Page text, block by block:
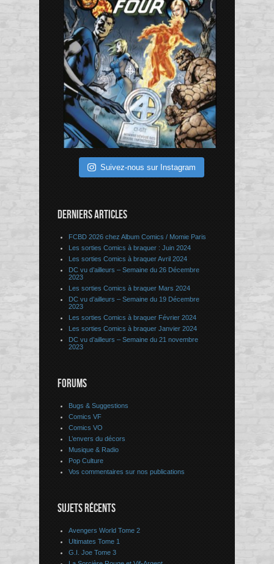
Suivez-nous sur Instagram
DERNIERS ARTICLES
FCBD 2026 chez Album Comics / Momie Paris
Les sorties Comics à braquer : Juin 2024
Les sorties Comics à braquer Avril 2024
DC vu d’ailleurs – Semaine du 26 Décembre
2023
Les sorties Comics à braquer Mars 2024
DC vu d’ailleurs – Semaine du 19 Décembre
2023
Les sorties Comics à braquer Février 2024
Les sorties Comics à braquer Janvier 2024
DC vu d’ailleurs – Semaine du 21 novembre
2023
FORUMS
Bugs & Suggestions
Comics VF
Comics VO
L’envers du décors
Musique & Radio
Pop Culture
Vos commentaires sur nos publications
SUJETS RÉCENTS
Avengers World Tome 2
Ultimates Tome 1
G.I. Joe Tome 3